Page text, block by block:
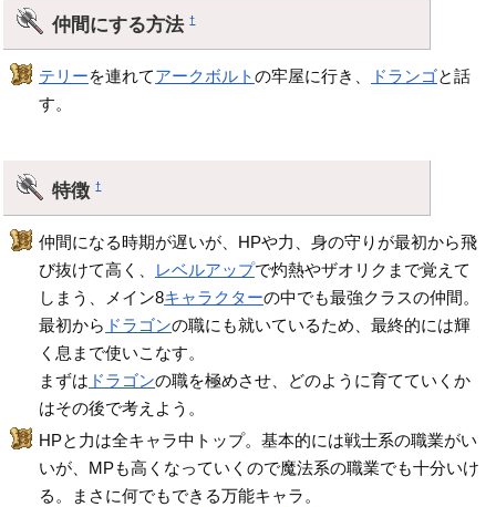
仲間にする方法†
テリーを連れてアークボルトの牢屋に行き、 ドランゴと話
す。
特徴†
仲間になる時期が遅いが、HPや力、身の守りが最初から飛
び抜けて高く、
レベルアップで灼熱やザオリクまで覚えて
しまう、メイン8キャラクターの中でも最強クラスの仲間。
最初から ドラゴンの職にも就いているため、最終的には輝
く息まで使いこなす。
まずは ドラゴンの職を極めさせ、どのように育てていくか
はその後で考えよう。
HPと力は全キャラ中トップ。基本的には戦士系の職業がい
いが、MPも高くなっていくので魔法系の職業でも十分いけ
る。まさに何でもできる万能キャラ。